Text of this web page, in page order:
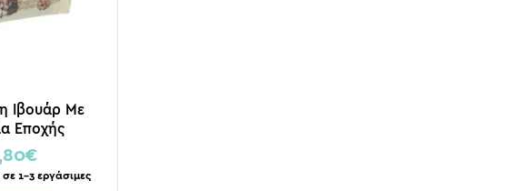
Ιβουάρ Με
Εποχής
€
σε 1-3 εργάσιμες